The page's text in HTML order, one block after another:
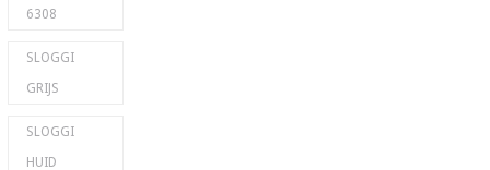
6308
SLOGGI
GRIJS
SLOGGI
HUID